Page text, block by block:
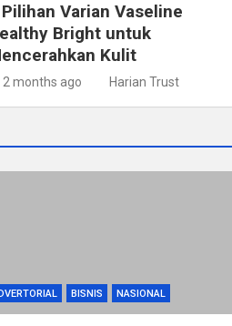
Varian Vaseline
Bright untuk
Kulit
2 months ago Harian Trust
BISNIS NASIONAL